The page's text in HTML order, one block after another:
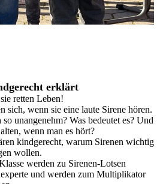
erklärt
retten Leben!
sich, wenn sie eine laute Sirene hören.
unangenehm? Was bedeutet es? Und
wenn man es hört?
kindgerecht, warum Sirenen wichtig
wollen.
werden zu Sirenen-Lotsen
und werden zum Multiplikator